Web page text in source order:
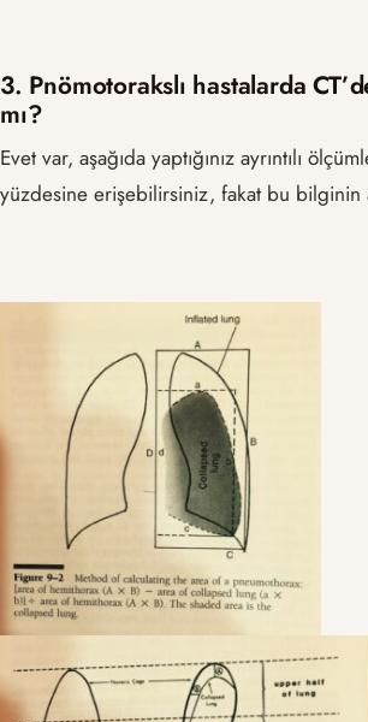
3. Pnömotorakslı hastalarda
mı?
Evet var, aşağıda yaptığınız ayrıntılı
yüzdesine erişebilirsiniz, fakat bu bilginin